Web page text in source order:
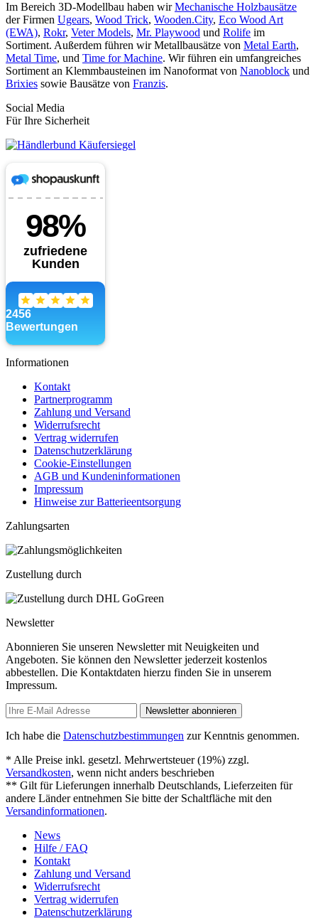
Im Bereich 3D-Modellbau haben wirMechanische Holzbausätze
der Firmen Ugears, Wood Trick, Wooden.City, Eco Wood Art
(EWA), Rokr, Veter Models, Mr. Playwood und Rolife im
Sortiment. Außerdem führen wir Metallbausätze von Metal Earth,
Metal Time, und Time for Machine. Wir führen ein umfangreiches
Sortiment an Klemmbausteinen im Nanoformat von Nanoblock und
Brixies sowie Bausätze von Franzis.
Social Media
Für Ihre Sicherheit
Informationen
Kontakt
Partnerprogramm
Zahlung und Versand
Widerrufsrecht
Vertrag widerrufen
Datenschutzerklärung
Cookie-Einstellungen
AGB und Kundeninformationen
Impressum
Hinweise zur Batterieentsorgung
Zahlungsarten
Zustellung durch
Newsletter
Abonnieren Sie unseren Newsletter mit Neuigkeiten und
Angeboten. Sie können den Newsletter jederzeit kostenlos
abbestellen. Die Kontaktdaten hierzu finden Sie in unserem
Impressum.
Newsletter abonnieren
Ich habe die Datenschutzbestimmungen zur Kenntnis genommen.
* Alle Preise inkl. gesetzl. Mehrwertsteuer (19%) zzgl.
Versandkosten, wenn nicht anders beschrieben
** Gilt für Lieferungen innerhalb Deutschlands, Lieferzeiten für
andere Länder entnehmen Sie bitte der Schaltfläche mit den
Versandinformationen.
News
Hilfe / FAQ
Kontakt
Zahlung und Versand
Widerrufsrecht
Vertrag widerrufen
Datenschutzerklärung